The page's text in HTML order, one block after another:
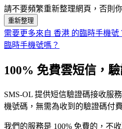
請不要頻繁重新整理網頁，否則
重新整理
需要更多來自 香港 的臨時手機號
臨時手機號嗎？
100% 免費雲短信，
SMS-OL 提供短信驗證碼接收服
機號碼，無需為收到的驗證碼付
我們的服務是 100% 免費的，不